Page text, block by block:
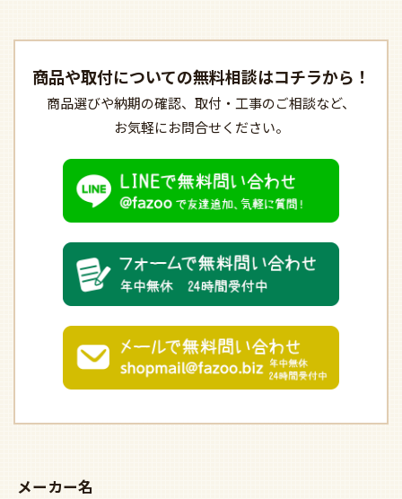
商品や取付についての無料相談はコチラから！
商品選びや納期の確認、 取付・工事のご相談など、
お気軽にお問合せください。
メーカー名